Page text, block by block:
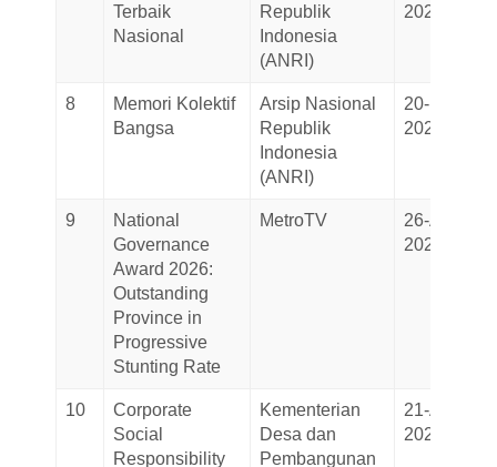
Terbaik
Nasional
Republik
Indonesia
(ANRI)
2026
8
Memori Kolektif
Bangsa
Arsip Nasional
Republik
Indonesia
(ANRI)
20-May-
2026
9
National
Governance
Award 2026:
Outstanding
Province in
Progressive
Stunting Rate
MetroTV
26-April-
2026
10
Corporate
Social
Responsibility
Kementerian
Desa dan
Pembangunan
21-April-
2026